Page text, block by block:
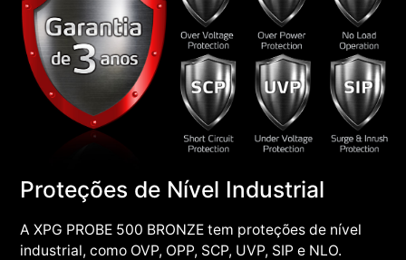
Proteções de Nível Industrial
A XPG PROBE 500 BRONZE tem proteções de nível
industrial, como OVP, OPP, SCP, UVP, SIP e NLO.